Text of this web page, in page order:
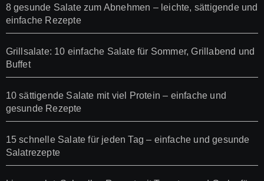
8 gesunde Salate zum Abnehmen – leichte, sättigende und
einfache Rezepte
Grillsalate: 10 einfache Salate für Sommer, Grillabend und
Buffet
10 sättigende Salate mit viel Protein – einfache und
gesunde Rezepte
15 schnelle Salate für jeden Tag – einfache und gesunde
Salatrezepte